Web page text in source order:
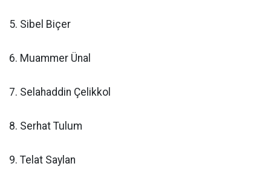
5. Sibel Biçer
6. Muammer Ünal
7. Selahaddin Çelikkol
8. Serhat Tulum
9. Telat Saylan